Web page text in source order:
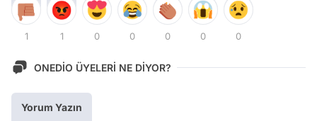
1 1 0 0 0 0 0
ONEDİO ÜYELERİ NE DİYOR?
Yorum Yazın